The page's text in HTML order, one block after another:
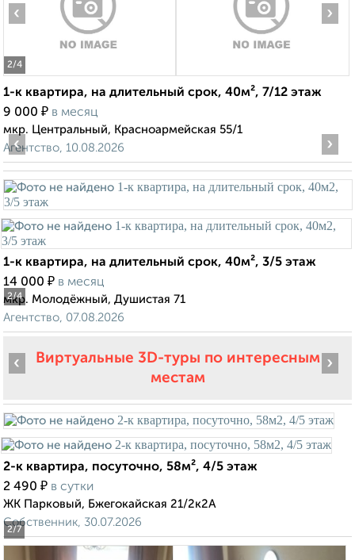
2/4
‹ ›
1-к квартира, на длительный срок, 40м², 7/12 этаж
9 000 ₽ в месяц
мкр. Центральный, Красноармейская 55/1
Агентство, 10.08.2026
2/4
‹ ›
1-к квартира, на длительный срок, 40м², 3/5 этаж
14 000 ₽ в месяц
мкр. Молодёжный, Душистая 71
Агентство, 07.08.2026
Виртуальные 3D-туры по интересным
местам
2/7
‹ ›
2-к квартира, посуточно, 58м², 4/5 этаж
2 490 ₽ в сутки
ЖК Парковый, Бжегокайская 21/2к2А
Собственник, 30.07.2026